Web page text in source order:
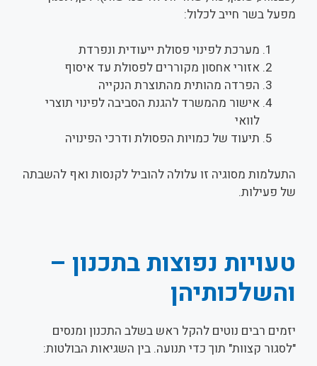
מפעל בשר חייב לכלול:
מערכת לפינוי פסולת ייעודית ונפרדת
אזורי אחסון מקוררים לפסולת עד איסוף
הפרדה מהותית מהתוצרת הנקייה
אישור מהמשרד להגנת הסביבה לפינוי תוצרי
לוואי
תיעוד של כמויות הפסולת ודרכי הפינויה
התעלמות מסוגיה זו עלולה להוביל לקנסות ואף להשבתה
של פעילות.
טעויות נפוצות בתכנון –
והשלכותיהן
יזמים רבים נוטים להקל ראש בשלב התכנון ומנסים
"לסגור קצוות" תוך כדי תנועה. בין השגיאות הבולטות: